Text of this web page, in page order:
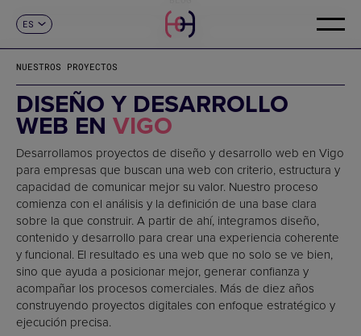
ES
FR
DE
IT
PT
CONTACTO
NUESTROS PROYECTOS
DISEÑO Y DESARROLLO
WEB EN VIGO
Desarrollamos proyectos de diseño y desarrollo web en Vigo
para empresas que buscan una web con criterio, estructura y
capacidad de comunicar mejor su valor. Nuestro proceso
comienza con el análisis y la definición de una base clara
sobre la que construir. A partir de ahí, integramos diseño,
contenido y desarrollo para crear una experiencia coherente
y funcional. El resultado es una web que no solo se ve bien,
sino que ayuda a posicionar mejor, generar confianza y
acompañar los procesos comerciales. Más de diez años
construyendo proyectos digitales con enfoque estratégico y
ejecución precisa.